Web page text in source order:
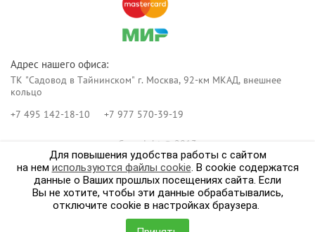
Для повышения удобства работы с сайтом
на нем используются файлы cookie. В cookie содержатся
данные о Ваших прошлых посещениях сайта. Если
Вы не хотите, чтобы эти данные обрабатывались,
отключите cookie в настройках браузера.
Адрес нашего офиса:
ТК "Садовод в Тайнинском" г. Москва, 92-км МКАД, внешнее
кольцо
+7 495 142-18-10
+7 977 570-39-19
Copyright © 2013
Реклама в интернет.Создание сайтаМегагрупп